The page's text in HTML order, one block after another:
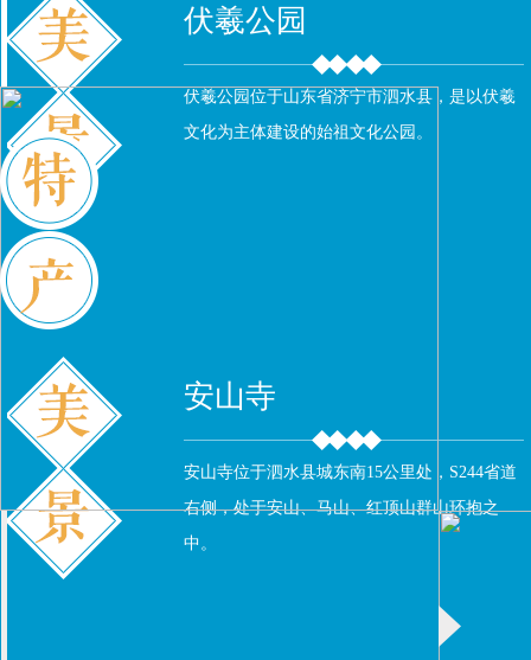
伏羲公园
伏羲公园位于山东省济宁市泗水县，是以伏羲
文化为主体建设的始祖文化公园。
安山寺
安山寺位于泗水县城东南15公里处，S244省道
右侧，处于安山、马山、红顶山群山环抱之
中。
干贝熘黄菜